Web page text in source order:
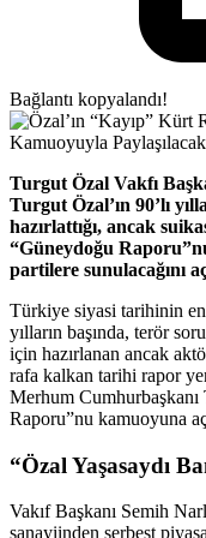
Bağlantı kopyalandı!
Turgut Özal Vakfı
Turgut Özal’ın 90’lı
hazırlattığı, ancak
“Güneydoğu
partilere sunulacağını
Türkiye siyasi tarihinin
yılların başında, terör
için hazırlanan ancak
rafa kalkan tarihi rapor
Merhum Cumhurbaşkanı
Raporu”nu kamuoyuna
“Özal Yaşasaydı
Vakıf Başkanı Semih
sanayiinden serbest